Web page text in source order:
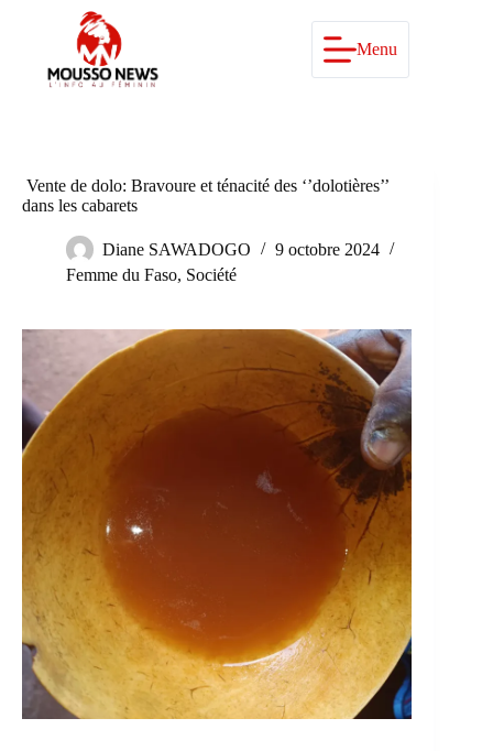
Menu
Vente de dolo: Bravoure et ténacité des ‘’dolotières’’
dans les cabarets
Diane SAWADOGO
9 octobre 2024
Femme du Faso, Société